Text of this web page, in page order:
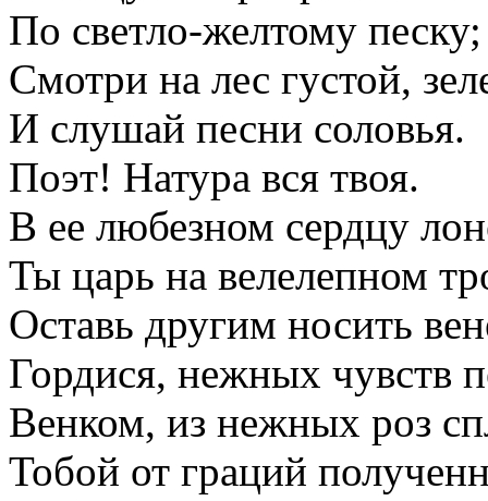
По светло-желтому песку;
Смотри на лес густой,
И слушай песни соловья.
Поэт! Натура вся твоя.
В ее любезном сердцу
Ты царь на велелепном
Оставь другим носить
Гордися, нежных чувств
Венком, из нежных роз
Тобой от граций